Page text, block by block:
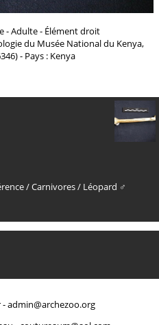
- Adulte - Élément droit
du Musée National du Kenya,
- Pays : Kenya
/Carnivores/ Léopard ♂
-admin@archezoo.org